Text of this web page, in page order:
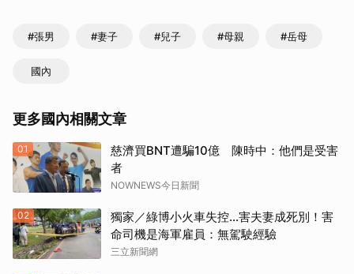
#張男 #妻子 #兒子 #母親 #岳母
國內
更多國內相關文章
01
慈濟買BNT遭騙10億 陳時中：他們是受害
者
NOWNEWS今日新聞
02
獨家／綠博小火車失控…害夫妻成死別！害
命司機是海軍雇員：無駕駛經驗
三立新聞網